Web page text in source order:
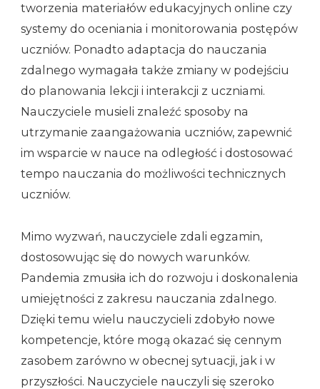
tworzenia materiałów edukacyjnych online czy
systemy do oceniania i monitorowania postępów
uczniów. Ponadto adaptacja do nauczania
zdalnego wymagała także zmiany w podejściu
do planowania lekcji i interakcji z uczniami.
Nauczyciele musieli znaleźć sposoby na
utrzymanie zaangażowania uczniów, zapewnić
im wsparcie w nauce na odległość i dostosować
tempo nauczania do możliwości technicznych
uczniów.
Mimo wyzwań, nauczyciele zdali egzamin,
dostosowując się do nowych warunków.
Pandemia zmusiła ich do rozwoju i doskonalenia
umiejętności z zakresu nauczania zdalnego.
Dzięki temu wielu nauczycieli zdobyło nowe
kompetencje, które mogą okazać się cennym
zasobem zarówno w obecnej sytuacji, jak i w
przyszłości. Nauczyciele nauczyli się szeroko